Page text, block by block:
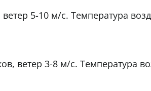
5-10 м/с. Температура
ветер 3-8 м/с. Температура